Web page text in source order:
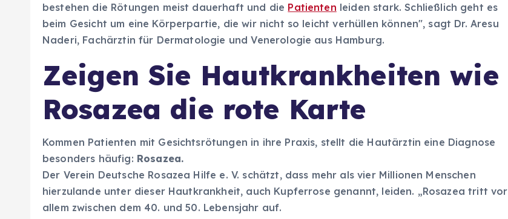
bestehen die Rötungen meist dauerhaft und die Patienten leiden stark. Schließlich geht es
beim Gesicht um eine Körperpartie, die wir nicht so leicht verhüllen können", sagt Dr. Aresu
Naderi, Fachärztin für Dermatologie und Venerologie aus Hamburg.
Zeigen Sie Hautkrankheiten wie
Rosazea die rote Karte
Kommen Patienten mit Gesichtsrötungen in ihre Praxis, stellt die Hautärztin eine Diagnose
besonders häufig: Rosazea.
Der Verein Deutsche Rosazea Hilfe e. V. schätzt, dass mehr als vier Millionen Menschen
hierzulande unter dieser Hautkrankheit, auch Kupferrose genannt, leiden. „Rosazea tritt vor
allem zwischen dem 40. und 50. Lebensjahr auf.